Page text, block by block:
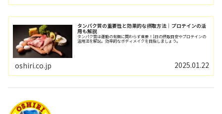
タンパク質の重要性と効果的な摂取方法｜プロテインの活
用も解説
タンパク質は運動の有無に関わらず重要！1日の摂取目安やプロテインの
活用法を解説。効率的なボディメイクを目指しましょう。
oshiri.co.jp 2025.01.22